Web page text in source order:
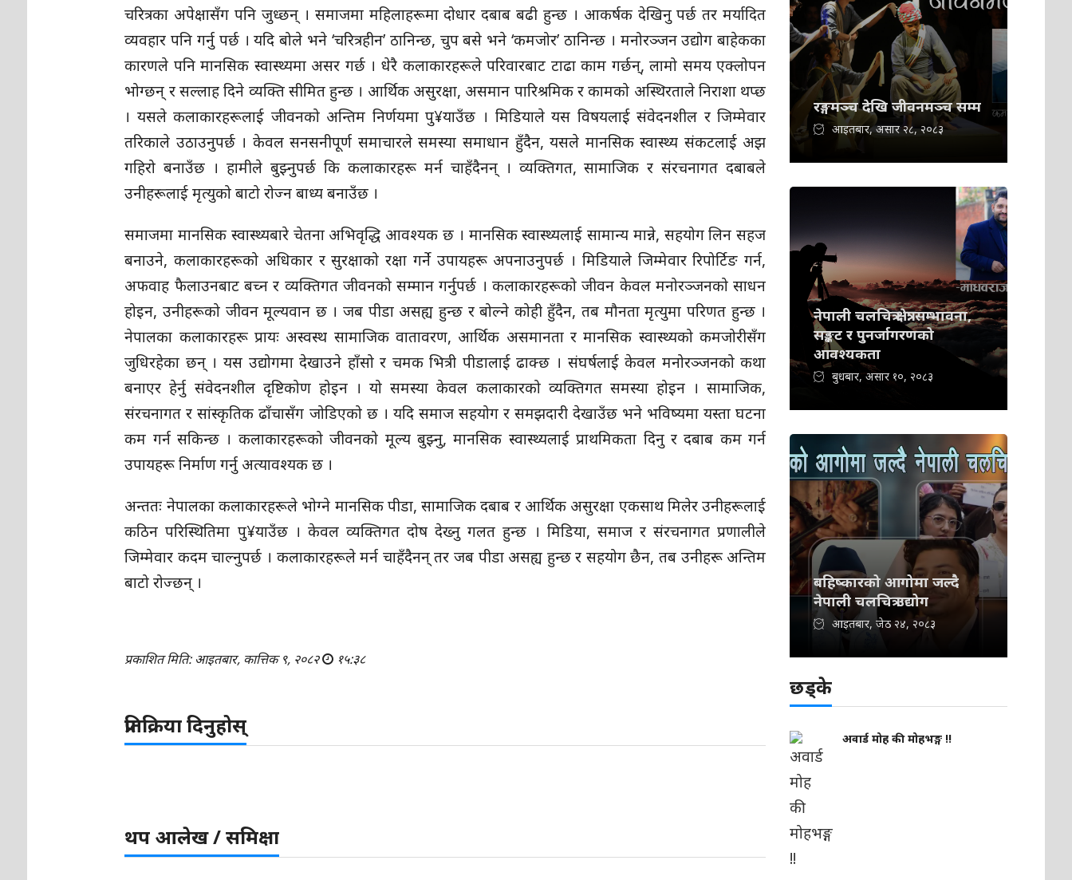
चरित्रका अपेक्षासँग पनि जुध्छन् । समाजमा महिलाहरूमा दोधार दबाब बढी हुन्छ । आकर्षक देखिनु पर्छ तर मर्यादित
व्यवहार पनि गर्नु पर्छ । यदि बोले भने ‘चरित्रहीन’ ठानिन्छ, चुप बसे भने ‘कमजोर’ ठानिन्छ । मनोरञ्जन उद्योग बाहेकका
कारणले पनि मानसिक स्वास्थ्यमा असर गर्छ । धेरै कलाकारहरूले परिवारबाट टाढा काम गर्छन्, लामो समय एक्लोपन
भोग्छन् र सल्लाह दिने व्यक्ति सीमित हुन्छ । आर्थिक असुरक्षा, असमान पारिश्रमिक र कामको अस्थिरताले निराशा थप्छ
। यसले कलाकारहरूलाई जीवनको अन्तिम निर्णयमा पु¥याउँछ । मिडियाले यस विषयलाई संवेदनशील र जिम्मेवार
तरिकाले उठाउनुपर्छ । केवल सनसनीपूर्ण समाचारले समस्या समाधान हुँदैन, यसले मानसिक स्वास्थ्य संकटलाई अझ
गहिरो बनाउँछ । हामीले बुझ्नुपर्छ कि कलाकारहरू मर्न चाहँदैनन् । व्यक्तिगत, सामाजिक र संरचनागत दबाबले
उनीहरूलाई मृत्युको बाटो रोज्न बाध्य बनाउँछ ।
समाजमा मानसिक स्वास्थ्यबारे चेतना अभिवृद्धि आवश्यक छ । मानसिक स्वास्थ्यलाई सामान्य मान्ने, सहयोग लिन सहज
बनाउने, कलाकारहरूको अधिकार र सुरक्षाको रक्षा गर्ने उपायहरू अपनाउनुपर्छ । मिडियाले जिम्मेवार रिपोर्टिङ गर्न,
अफवाह फैलाउनबाट बच्न र व्यक्तिगत जीवनको सम्मान गर्नुपर्छ । कलाकारहरूको जीवन केवल मनोरञ्जनको साधन
होइन, उनीहरूको जीवन मूल्यवान छ । जब पीडा असह्य हुन्छ र बोल्ने कोही हुँदैन, तब मौनता मृत्युमा परिणत हुन्छ ।
नेपालका कलाकारहरू प्रायः अस्वस्थ सामाजिक वातावरण, आर्थिक असमानता र मानसिक स्वास्थ्यको कमजोरीसँग
जुधिरहेका छन् । यस उद्योगमा देखाउने हाँसो र चमक भित्री पीडालाई ढाक्छ । संघर्षलाई केवल मनोरञ्जनको कथा
बनाएर हेर्नु संवेदनशील दृष्टिकोण होइन । यो समस्या केवल कलाकारको व्यक्तिगत समस्या होइन । सामाजिक,
संरचनागत र सांस्कृतिक ढाँचासँग जोडिएको छ । यदि समाज सहयोग र समझदारी देखाउँछ भने भविष्यमा यस्ता घटना
कम गर्न सकिन्छ । कलाकारहरूको जीवनको मूल्य बुझ्नु, मानसिक स्वास्थ्यलाई प्राथमिकता दिनु र दबाब कम गर्न
उपायहरू निर्माण गर्नु अत्यावश्यक छ ।
अन्ततः नेपालका कलाकारहरूले भोग्ने मानसिक पीडा, सामाजिक दबाब र आर्थिक असुरक्षा एकसाथ मिलेर उनीहरूलाई
कठिन परिस्थितिमा पु¥याउँछ । केवल व्यक्तिगत दोष देख्नु गलत हुन्छ । मिडिया, समाज र संरचनागत प्रणालीले
जिम्मेवार कदम चाल्नुपर्छ । कलाकारहरूले मर्न चाहँदैनन् तर जब पीडा असह्य हुन्छ र सहयोग छैन, तब उनीहरू अन्तिम
बाटो रोज्छन् ।
प्रकाशित मिति: आइतबार, कात्तिक ९, २०८२ १५:३८
प्रतिक्रिया दिनुहोस्
थप आलेख / समिक्षा
रङ्गमञ्च देखि जीवनमञ्च सम्म
आइतबार, असार २८, २०८३
नेपाली चलचित्र क्षेत्र: सम्भावना,
सङ्कट र पुनर्जागरणको
आवश्यकता
बुधबार, असार १०, २०८३
बहिष्कारको आगोमा जल्दै
नेपाली चलचित्र उद्योग
आइतबार, जेठ २४, २०८३
छड्के
अवार्ड मोह की मोहभङ्ग !!